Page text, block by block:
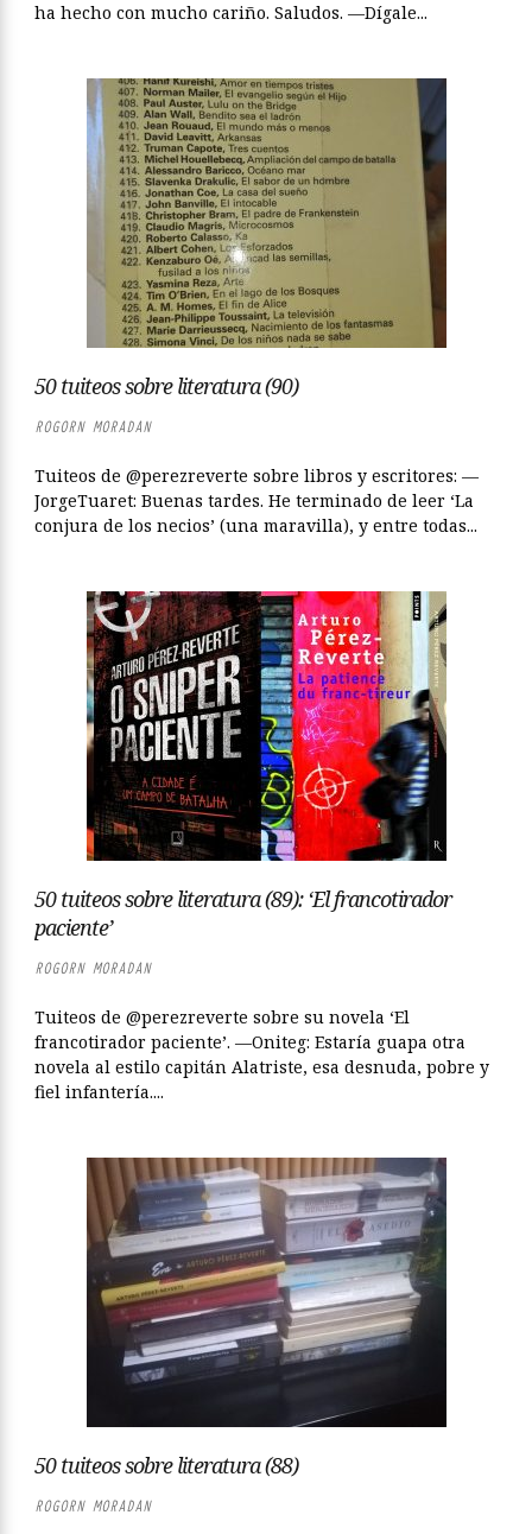
ha hecho con mucho cariño. Saludos. —Dígale...
50 tuiteos sobre literatura (90)
ROGORN MORADAN
Tuiteos de @perezreverte sobre libros y escritores: —
JorgeTuaret: Buenas tardes. He terminado de leer ‘La
conjura de los necios’ (una maravilla), y entre todas...
50 tuiteos sobre literatura (89): ‘El francotirador
paciente’
ROGORN MORADAN
Tuiteos de @perezreverte sobre su novela ‘El
francotirador paciente’. —Oniteg: Estaría guapa otra
novela al estilo capitán Alatriste, esa desnuda, pobre y
fiel infantería....
50 tuiteos sobre literatura (88)
ROGORN MORADAN